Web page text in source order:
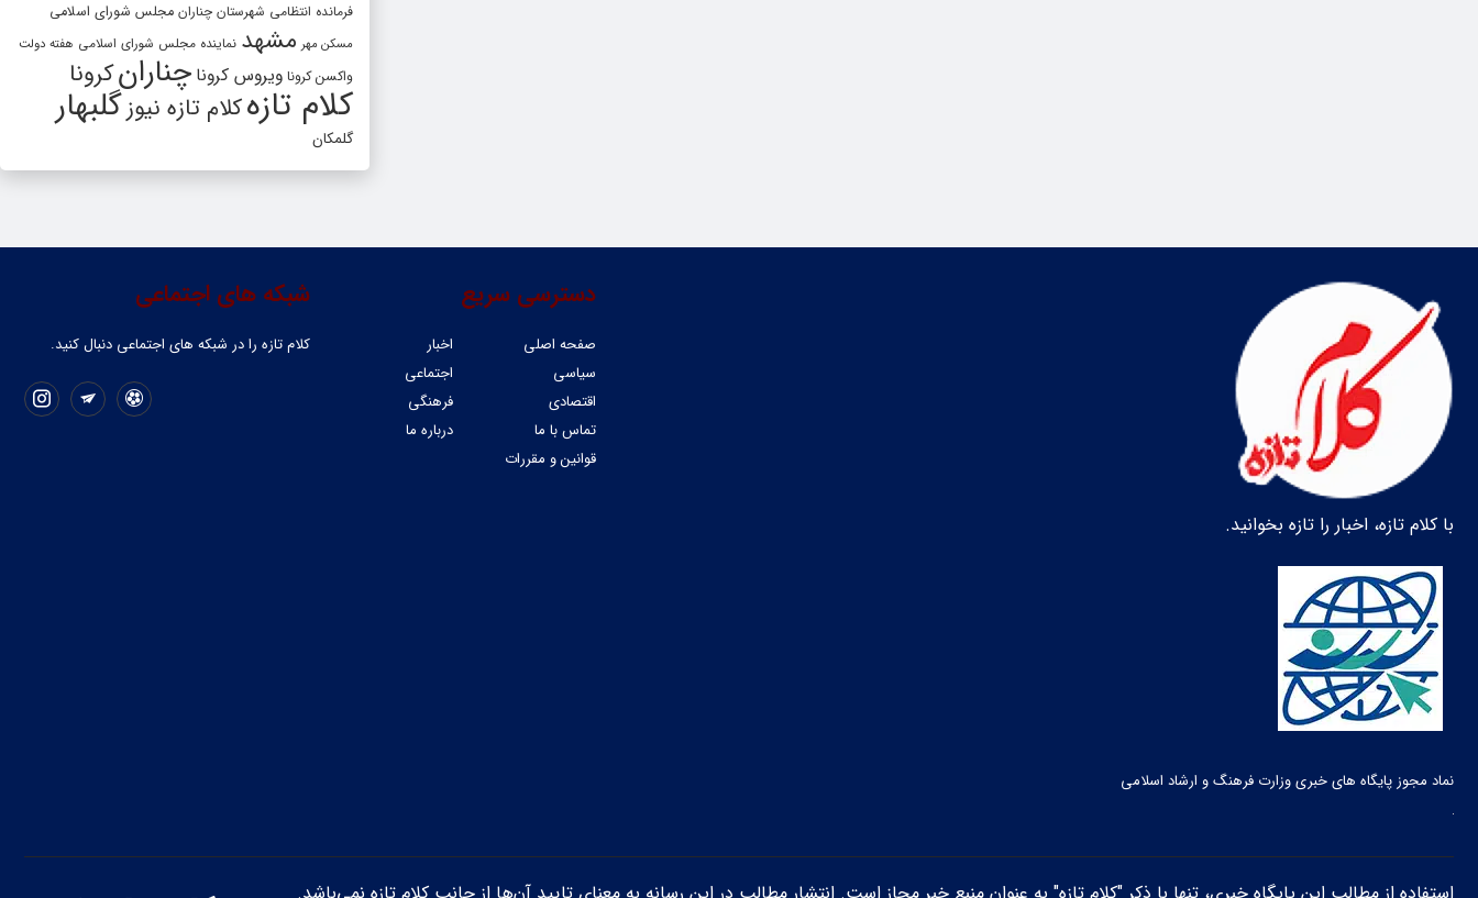
فرمانده انتظامی شهرستان چناران مجلس شورای اسلامی
مسکن مهر مشهد نماینده مجلس شورای اسلامی هفته دولت
واکسن کرونا ویروس کرونا چنارانکرونا
کلام تازهکلام تازه نیوزگلبهار
گلمکان
با کلام تازه، اخبار را تازه بخوانید.
نماد مجوز پایگاه های خبری وزارت فرهنگ و ارشاد اسلامی
شبکه های اجتماعی
کلام تازه را در شبکه ‌های اجتماعی دنبال کنید.
دسترسی سریع
صفحه اصلی
اخبار
سیاسی
اجتماعی
اقتصادی
فرهنگی
تماس با ما
درباره ما
قوانین و مقررات